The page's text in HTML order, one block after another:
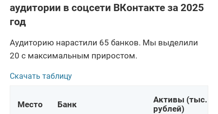
17 АО ЮниКредит Банк 732 182 152
Стандарт
19 ПАО БАНК УРАЛСИБ
КБ Ренессанс
21 АО Свой Банк 17 026 860
аудитории в соцсети ВКонтакте за 2025
год
Аудиторию нарастили 65 банков. Мы выделили
20 с максимальным приростом.
Скачать таблицу
Место Банк
Активы (тыс.
рублей)